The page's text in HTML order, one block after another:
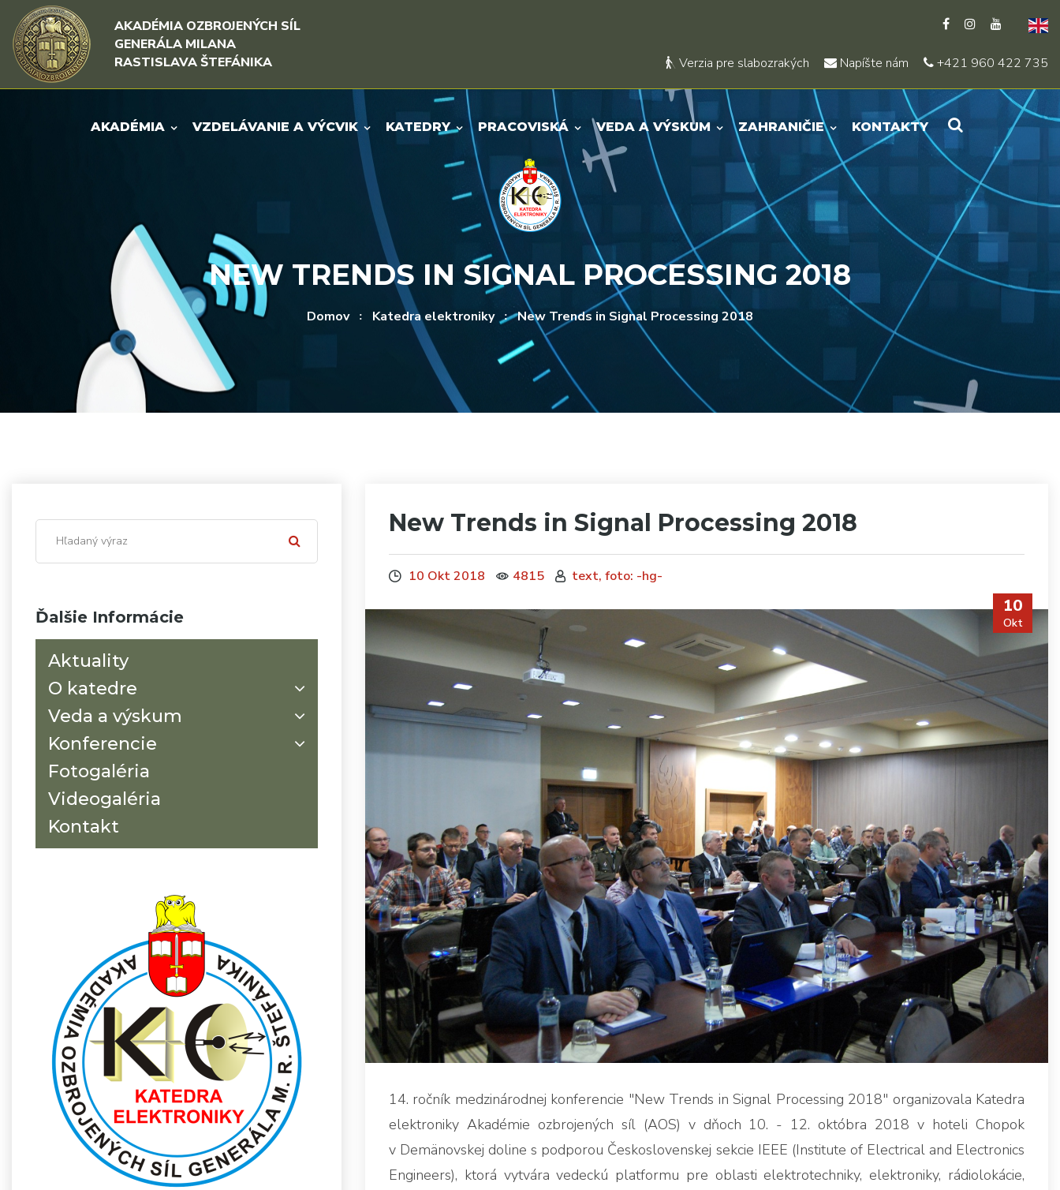
Rovno na obsah
Rovno na menu
AKADÉMIA OZBROJENÝCH SÍL
GENERÁLA MILANA
RASTISLAVA ŠTEFÁNIKA
Verzia pre slabozrakých Napíšte nám +421 960 422 735
AKADÉMIA VZDELÁVANIE A VÝCVIK KATEDRY PRACOVISKÁ VEDA A VÝSKUM ZAHRANIČIE KONTAKTY
NEW TRENDS IN SIGNAL PROCESSING 2018
Domov Katedra elektroniky New Trends in Signal Processing 2018
Ďalšie Informácie
Aktuality
O katedre
Veda a výskum
Konferencie
Fotogaléria
Videogaléria
Kontakt
New Trends in Signal Processing 2018
10 Okt 2018 4815 text, foto: -hg-
10
Okt
14. ročník medzinárodnej konferencie "New Trends in Signal Processing 2018" organizovala Katedra
elektroniky Akadémie ozbrojených síl (AOS) v dňoch 10. - 12. októbra 2018 v hoteli Chopok
v Demänovskej doline s podporou Československej sekcie IEEE (Institute of Electrical and Electronics
Engineers), ktorá vytvára vedeckú platformu pre oblasti elektrotechniky, elektroniky, rádiolokácie,